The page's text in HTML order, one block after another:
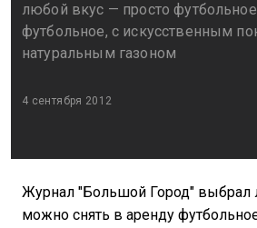
любой вкус — просто
футбольное, с искусственным
натуральным газоном
4 сентября 2012
Журнал "Большой Город" выбрал
можно снять в аренду